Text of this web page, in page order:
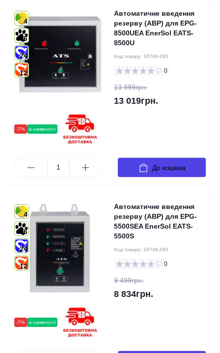
-7% в наявності
4
6
24
12
Автоматичне введення
резерву (АВР) для EPG-
8500UEA EnerSol EATS-
8500U
Код товару: 18749-290
0
13 999грн.
13 019грн.
До кошика
-7% в наявності
4
6
24
12
Автоматичне введення
резерву (АВР) для EPG-
5500SEA EnerSol EATS-
5500S
Код товару: 18746-290
0
9 499грн.
8 834грн.